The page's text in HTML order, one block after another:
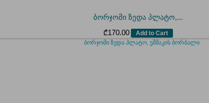
ბორჯომი ზედა პლატო,...
₾170.00 Add to Cart